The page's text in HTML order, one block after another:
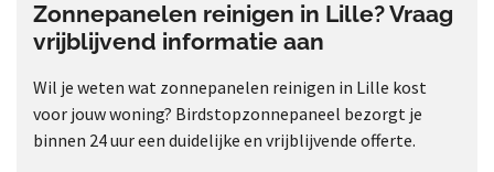
Zonnepanelen reinigen in Lille? Vraag
vrijblijvend informatie aan
Wil je weten wat zonnepanelen reinigen in Lille kost
voor jouw woning? Birdstopzonnepaneel bezorgt je
binnen 24 uur een duidelijke en vrijblijvende offerte.